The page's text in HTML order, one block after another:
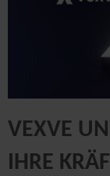
VEXVE
IHRE